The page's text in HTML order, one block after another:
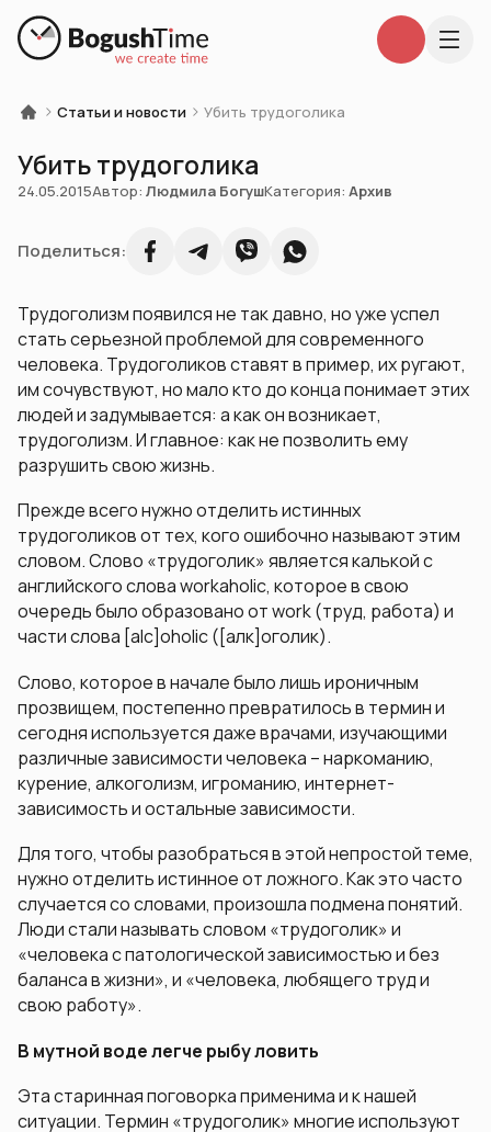
Статьи и новости Убить трудоголика
Убить трудоголика
24.05.2015Автор: Людмила БогушКатегория: Архив
Поделиться:
Трудоголизм появился не так давно, но уже успел
стать серьезной проблемой для современного
человека. Трудоголиков ставят в пример, их ругают,
им сочувствуют, но мало кто до конца понимает этих
людей и задумывается: а как он возникает,
трудоголизм. И главное: как не позволить ему
разрушить свою жизнь.
Прежде всего нужно отделить истинных
трудоголиков от тех, кого ошибочно называют этим
словом. Слово «трудоголик» является калькой с
английского слова workaholic, которое в свою
очередь было образовано от work (труд, работа) и
части слова [alc]oholic ([алк]оголик).
Слово, которое в начале было лишь ироничным
прозвищем, постепенно превратилось в термин и
сегодня используется даже врачами, изучающими
различные зависимости человека – наркоманию,
курение, алкоголизм, игроманию, интернет-
зависимость и остальные зависимости.
Для того, чтобы разобраться в этой непростой теме,
нужно отделить истинное от ложного. Как это часто
случается со словами, произошла подмена понятий.
Люди стали называть словом «трудоголик» и
«человека с патологической зависимостью и без
баланса в жизни», и «человека, любящего труд и
свою работу».
В мутной воде легче рыбу ловить
Эта старинная поговорка применима и к нашей
ситуации. Термин «трудоголик» многие используют